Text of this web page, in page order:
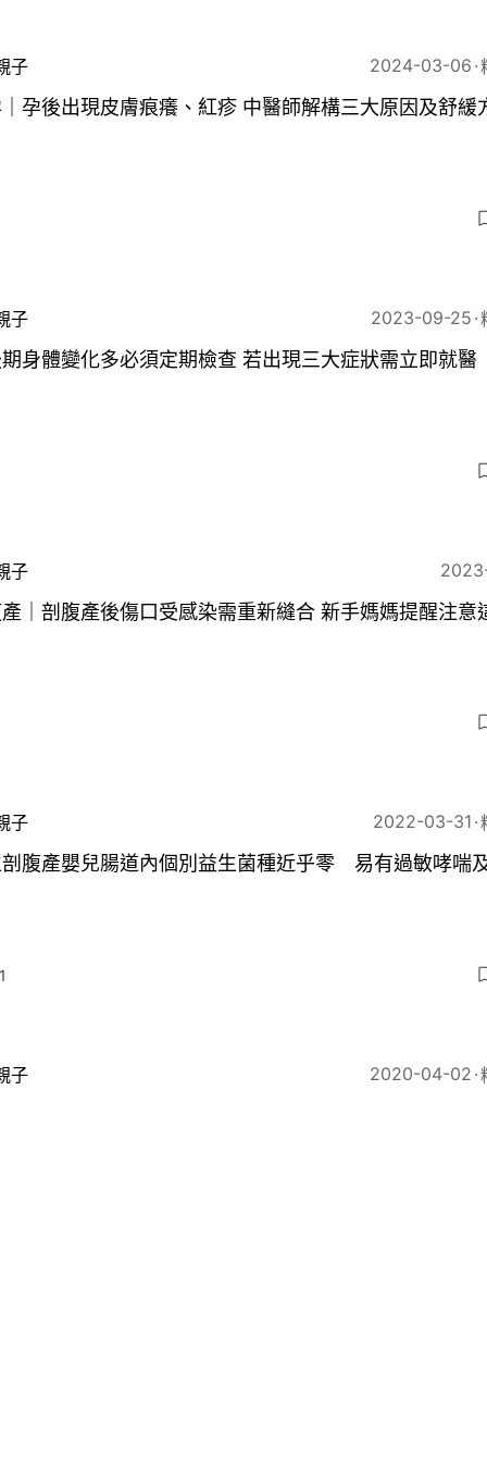
子 2024-03-06
孕後出現皮膚痕癢、紅疹 中醫師解構三大原因及舒緩
子 2023-09-25
身體變化多必須定期檢查 若出現三大症狀需立即就醫
子
｜剖腹產後傷口受感染需重新縫合 新手媽媽提醒注意
子 2022-03-31
腹產嬰兒腸道內個別益生菌種近乎零 易有過敏哮喘
子 2020-04-02